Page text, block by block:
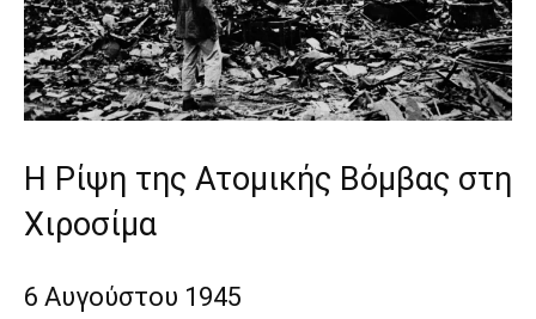
Η Ρίψη της Ατομικής Βόμβας στη
Χιροσίμα
6 Αυγούστου 1945